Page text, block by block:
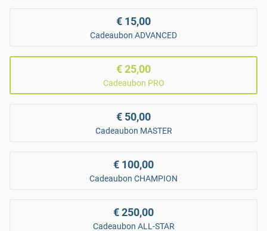
€ 15,00
Cadeaubon ADVANCED
€ 25,00
Cadeaubon PRO
€ 50,00
Cadeaubon MASTER
€ 100,00
Cadeaubon CHAMPION
€ 250,00
Cadeaubon ALL-STAR